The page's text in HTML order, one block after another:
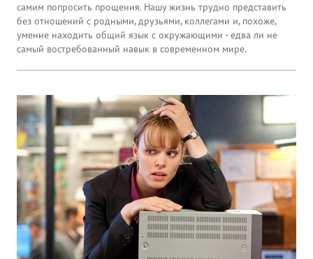
самим попросить прощения. Нашу жизнь трудно представить
без отношений с родными, друзьями, коллегами и, похоже,
умение находить общий язык с окружающими - едва ли не
самый востребованный навык в современном мире.